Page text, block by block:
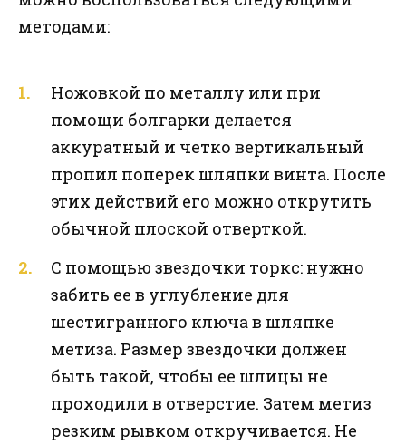
методами:
Ножовкой по металлу или при
помощи болгарки делается
аккуратный и четко вертикальный
пропил поперек шляпки винта. После
этих действий его можно открутить
обычной плоской отверткой.
С помощью звездочки торкс: нужно
забить ее в углубление для
шестигранного ключа в шляпке
метиза. Размер звездочки должен
быть такой, чтобы ее шлицы не
проходили в отверстие. Затем метиз
резким рывком откручивается. Не